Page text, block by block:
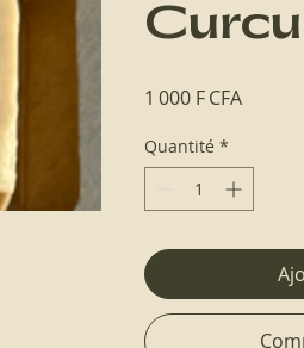
1 000 F CFAPrix
Quantité *